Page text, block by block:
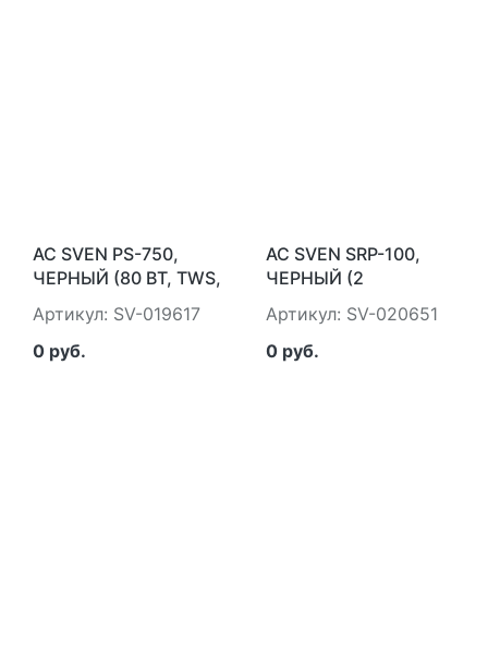
АС SVEN PS-750,
ЧЕРНЫЙ (80 ВТ, TWS,
BLUETOOTH, FM,
USB, MICROSD, LED-
ДИСПЛЕЙ,
Артикул: SV-019617
0 руб.
АС SVEN SRP-100,
ЧЕРНЫЙ (2
ВТ,FM,LED-
ДИСПЛЕЙ,ВСТРОЕННЫЕ
ЧАСЫ И
Артикул: SV-020651
0 руб.